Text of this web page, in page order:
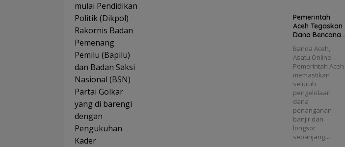
mulai Pendidikan
Politik (Dikpol)
Rakornis Badan
Pemenang
Pemilu (Bapilu)
dan Badan Saksi
Nasional (BSN)
Partai Golkar
yang di barengi
dengan
Pengukuhan
Kader
Pemerintah
Aceh Tegaskan
Dana Bencana
Transparan
dan Sesuai
Regulasi
Banda Aceh,
Asatu Online —
Pemerintah Aceh
memastikan
seluruh
pengelolaan
dana
penanganan
banjir dan
longsor
sepanjang…